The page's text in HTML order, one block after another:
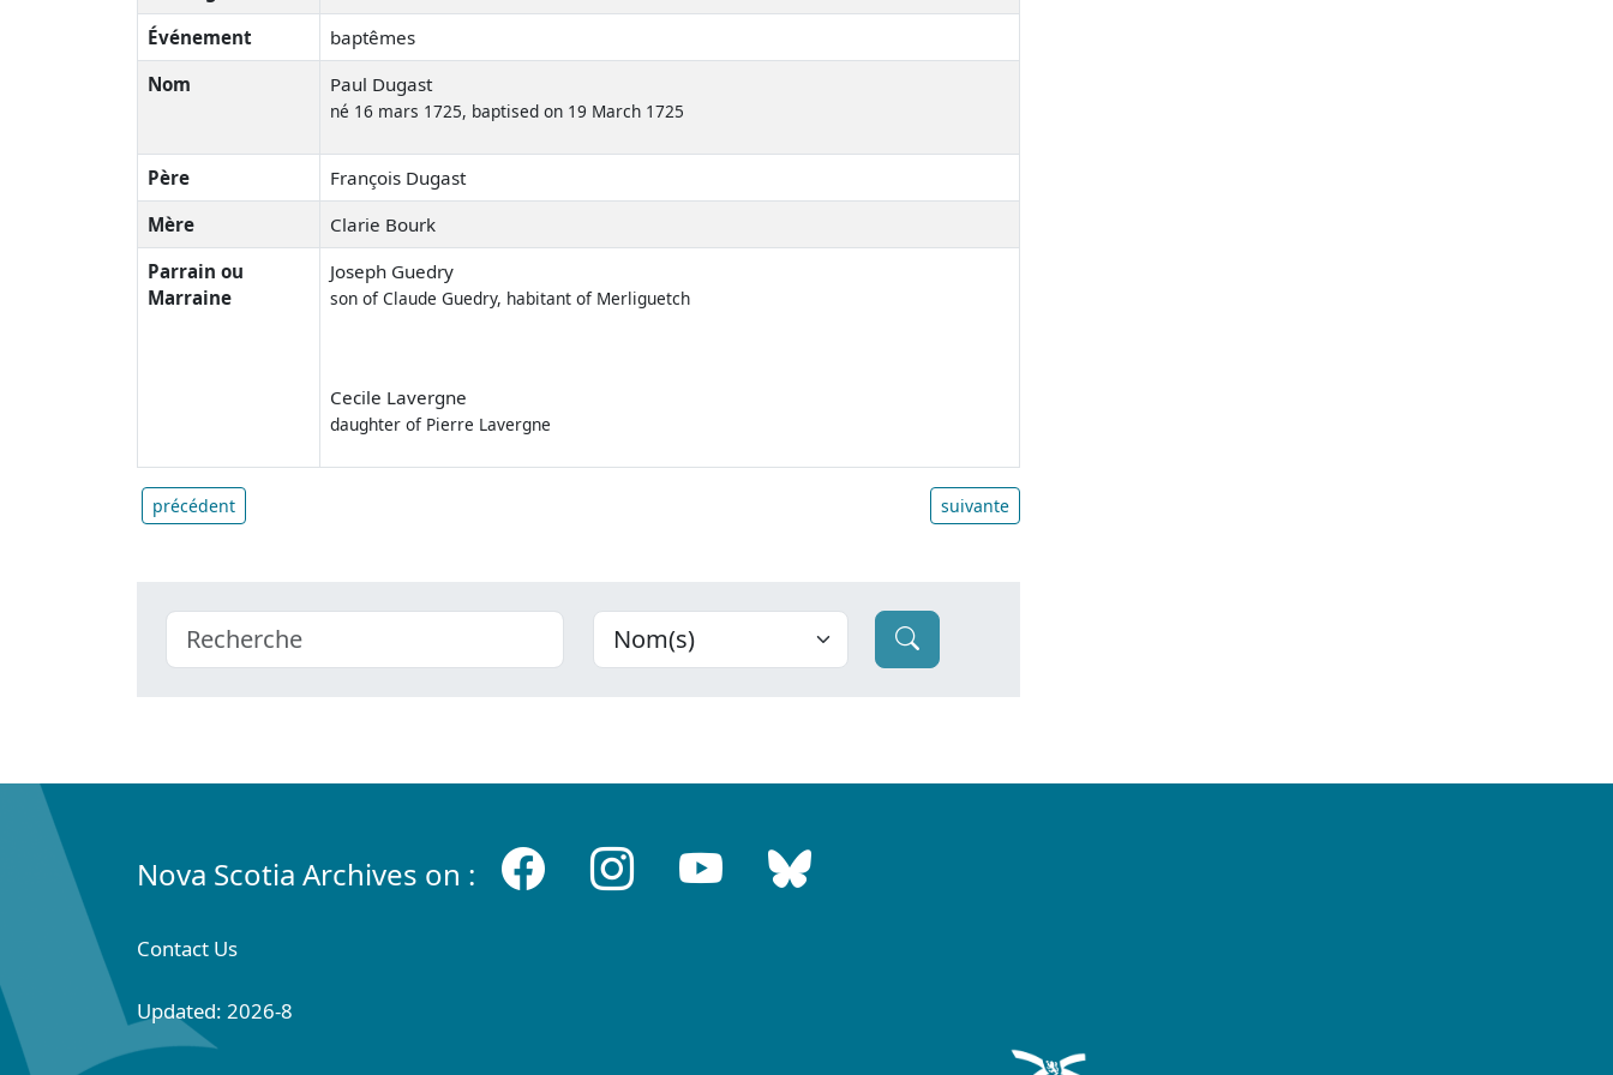
Événement
baptêmes
Nom
Paul Dugast
né 16 mars 1725, baptised on 19 March 1725
Père
François Dugast
Mère
Clarie Bourk
Parrain ou
Marraine
Joseph Guedry
son of Claude Guedry, habitant of Merliguetch
Cecile Lavergne
daughter of Pierre Lavergne
précédent suivante
Nova Scotia Archives on :
Contact Us
Updated: 2026-8